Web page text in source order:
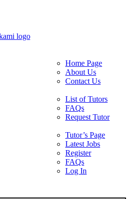
Home Page
About Us
Contact Us
List of Tutors
FAQs
Request Tutor
Tutor’s Page
Latest Jobs
Register
FAQs
Log In